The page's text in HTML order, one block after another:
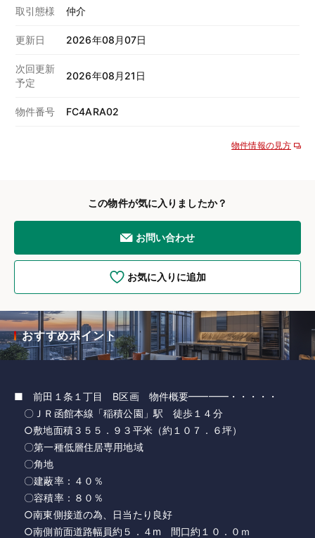
取引態様 仲介
更新日 2026年08月07日
次回更新
予定
2026年08月21日
物件番号 FC4ARA02
物件情報の見方
この物件が気に入りましたか？
お問い合わせ
お気に入りに追加
おすすめポイント
■ 前田１条１丁目 B区画 物件概要━━━━・・・・・
〇ＪＲ函館本線「稲積公園」駅 徒歩１４分
○敷地面積３５５．９３平米（約１０７．６坪）
〇第一種低層住居専用地域
〇角地
〇建蔽率：４０％
〇容積率：８０％
○南東側接道の為、日当たり良好
○南側前面道路幅員約５．４m 間口約１０．０ｍ